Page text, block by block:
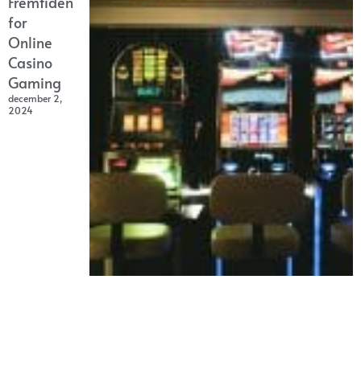
for
Online
Casino
Gaming
december 2,
2024